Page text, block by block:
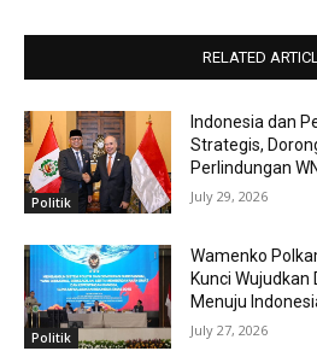
RELATED
Politik
Indonesia dan
Strategis,
Perlindungan WNI
July 29, 2026
Politik
Wamenko
Kunci
Menuju
July 27, 2026